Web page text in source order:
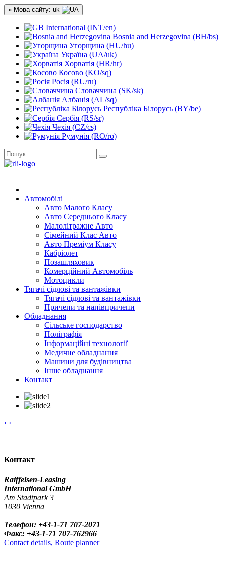
» Мова сайту: uk
International (INT/en)
Bosnia and Herzegovina (BH/bs)
Угорщина (HU/hu)
Україна (UA/uk)
Хорватія (HR/hr)
Косово (KO/sq)
Росія (RU/ru)
Словаччина (SK/sk)
Албанія (AL/sq)
Республіка Білорусь (BY/be)
Сербія (RS/sr)
Чехія (CZ/cs)
Румунія (RO/ro)
Автомобілі
Авто Малого Класу
Авто Середнього Класу
Малолітражне Авто
Сімейний Клас Авто
Авто Преміум Класу
Кабріолет
Позашляховик
Комерційний Автомобіль
Мотоцикли
Тягачі сідлові та вантажівки
Тягачі сідлові та вантажівки
Причепи та напівпричепи
Обладнання
Сільське господарство
Поліграфія
Інформаційні технології
Медичне обладнання
Машини для будівництва
Інше обладнання
Контакт
‹ ›
Контакт
Raiffeisen-Leasing
International GmbH
Am Stadtpark 3
1030 Vienna
Телефон: +43-1-71 707-2071
Факс: +43-1-71 707-762966
Contact details, Route planner